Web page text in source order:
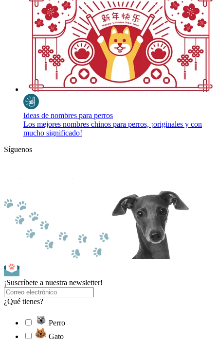
Ideas de nombres para perros
Los mejores nombres chinos para perros, ¡originales y con
mucho significado!
Síguenos
¡Suscríbete a nuestra newsletter!
¿Qué tienes?
Perro
Gato